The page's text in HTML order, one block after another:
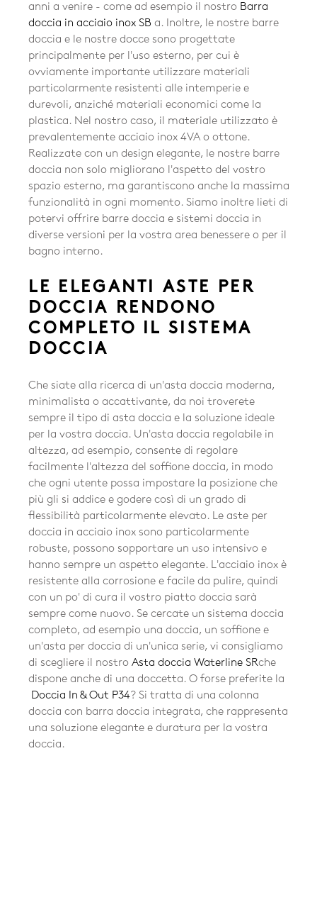
anni a venire - come ad esempio il nostro Barra
doccia in acciaio inox SB a.
Inoltre, le nostre barre
doccia e le nostre docce sono progettate
principalmente per l'uso esterno, per cui è
ovviamente importante utilizzare materiali
particolarmente resistenti alle intemperie e
durevoli, anziché materiali economici come la
plastica. Nel nostro caso, il materiale utilizzato è
prevalentemente acciaio inox 4VA o ottone.
Realizzate con un design elegante, le nostre barre
doccia non solo migliorano l'aspetto del vostro
spazio esterno, ma garantiscono anche la massima
funzionalità in ogni momento. Siamo inoltre lieti di
potervi offrire barre doccia e sistemi doccia in
diverse versioni per la vostra area benessere o per il
bagno interno.
LE ELEGANTI ASTE PER
DOCCIA RENDONO
COMPLETO IL SISTEMA
DOCCIA
Che siate alla ricerca di un'asta doccia moderna,
minimalista o accattivante, da noi troverete
sempre il tipo di asta doccia e la soluzione ideale
per la vostra doccia. Un'asta doccia regolabile in
altezza, ad esempio, consente di regolare
facilmente l'altezza del soffione doccia, in modo
che ogni utente possa impostare la posizione che
più gli si addice e godere così di un grado di
flessibilità particolarmente elevato. Le aste per
doccia in acciaio inox sono particolarmente
robuste, possono sopportare un uso intensivo e
hanno sempre un aspetto elegante. L'acciaio inox è
resistente alla corrosione e facile da pulire, quindi
con un po' di cura il vostro piatto doccia sarà
sempre come nuovo. Se cercate un sistema doccia
completo, ad esempio una doccia, un soffione e
un'asta per doccia di un'unica serie, vi consigliamo
di scegliere il nostro Asta doccia Waterline SRche
dispone anche di una doccetta. O forse preferite la
Doccia In & Out P34? Si tratta di una colonna
doccia con barra doccia integrata, che rappresenta
una soluzione elegante e duratura per la vostra
doccia.